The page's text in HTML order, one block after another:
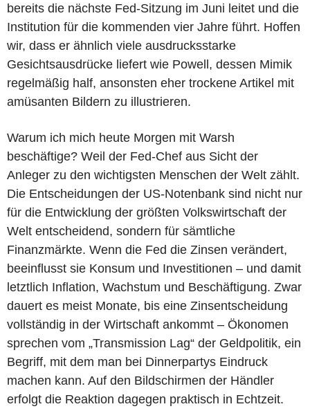
bereits die nächste Fed-Sitzung im Juni leitet und die
Institution für die kommenden vier Jahre führt. Hoffen
wir, dass er ähnlich viele ausdrucksstarke
Gesichtsausdrücke liefert wie Powell, dessen Mimik
regelmäßig half, ansonsten eher trockene Artikel mit
amüsanten Bildern zu illustrieren.
Warum ich mich heute Morgen mit Warsh
beschäftige? Weil der Fed-Chef aus Sicht der
Anleger zu den wichtigsten Menschen der Welt zählt.
Die Entscheidungen der US-Notenbank sind nicht nur
für die Entwicklung der größten Volkswirtschaft der
Welt entscheidend, sondern für sämtliche
Finanzmärkte. Wenn die Fed die Zinsen verändert,
beeinflusst sie Konsum und Investitionen – und damit
letztlich Inflation, Wachstum und Beschäftigung. Zwar
dauert es meist Monate, bis eine Zinsentscheidung
vollständig in der Wirtschaft ankommt – Ökonomen
sprechen vom „Transmission Lag“ der Geldpolitik, ein
Begriff, mit dem man bei Dinnerpartys Eindruck
machen kann. Auf den Bildschirmen der Händler
erfolgt die Reaktion dagegen praktisch in Echtzeit.